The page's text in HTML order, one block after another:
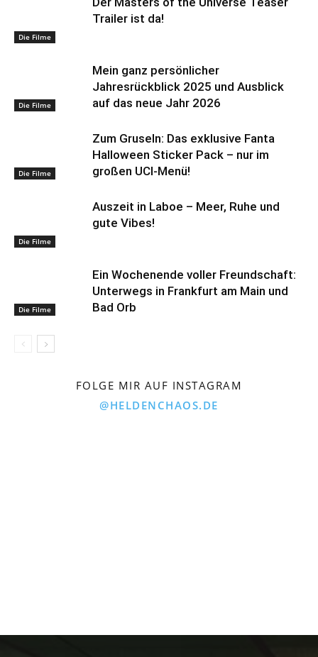
Die Filme
Trailer ist da!
Die Filme
Mein ganz persönlicher
Jahresrückblick 2025 und Ausblick
auf das neue Jahr 2026
Die Filme
Zum Gruseln: Das exklusive Fanta
Halloween Sticker Pack – nur im
großen UCI-Menü!
Die Filme
Auszeit in Laboe – Meer, Ruhe und
gute Vibes!
Die Filme
Ein Wochenende voller Freundschaft:
Unterwegs in Frankfurt am Main und
Bad Orb
FOLGE MIR AUF INSTAGRAM
@HELDENCHAOS.DE